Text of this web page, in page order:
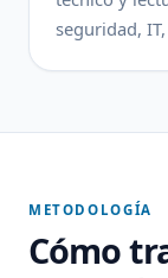
seguridad,
METODOLOGÍA
Cómo